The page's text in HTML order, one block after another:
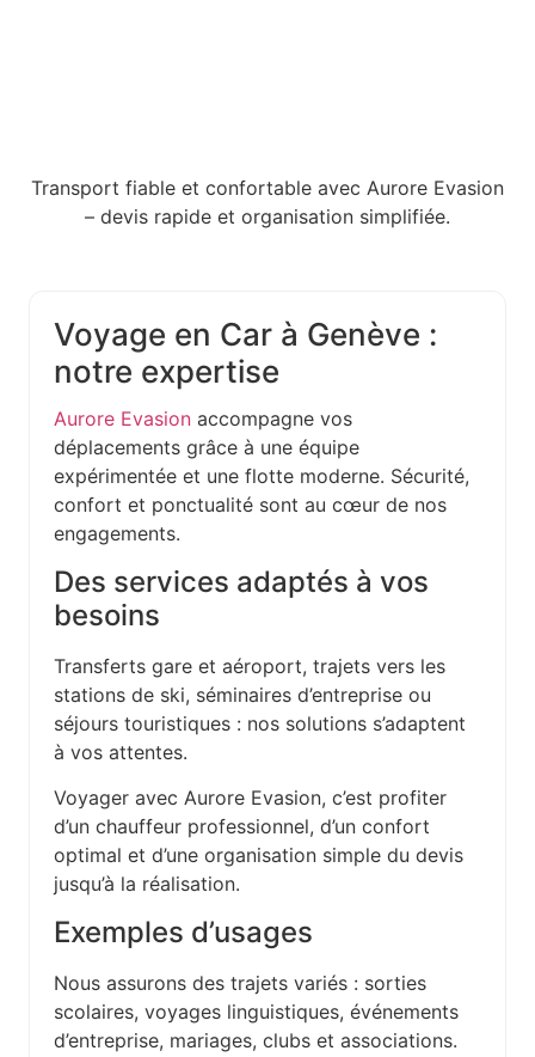
Transport fiable et confortable avec Aurore Evasion
– devis rapide et organisation simplifiée.
Voyage en Car à Genève :
notre expertise
Aurore Evasion accompagne vos
déplacements grâce à une équipe
expérimentée et une flotte moderne. Sécurité,
confort et ponctualité sont au cœur de nos
engagements.
Des services adaptés à vos
besoins
Transferts gare et aéroport, trajets vers les
stations de ski, séminaires d’entreprise ou
séjours touristiques : nos solutions s’adaptent
à vos attentes.
Voyager avec Aurore Evasion, c’est profiter
d’un chauffeur professionnel, d’un confort
optimal et d’une organisation simple du devis
jusqu’à la réalisation.
Exemples d’usages
Nous assurons des trajets variés : sorties
scolaires, voyages linguistiques, événements
d’entreprise, mariages, clubs et associations.